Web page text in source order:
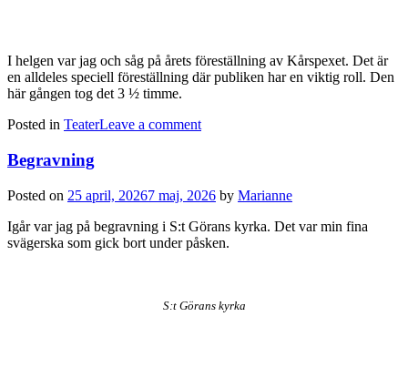
I helgen var jag och såg på årets föreställning av Kårspexet. Det är
en alldeles speciell föreställning där publiken har en viktig roll. Den
här gången tog det 3 ½ timme.
Posted in TeaterLeave a comment
Begravning
Posted on 25 april, 20267 maj, 2026 by Marianne
Igår var jag på begravning i S:t Görans kyrka. Det var min fina
svägerska som gick bort under påsken.
S:t Görans kyrka